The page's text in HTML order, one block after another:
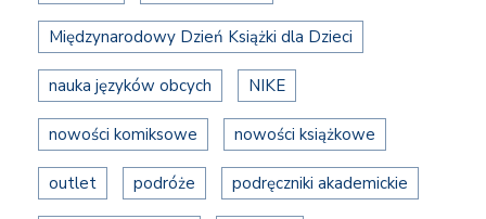
Międzynarodowy Dzień Książki dla Dzieci
nauka języków obcych NIKE
nowości komiksowe nowości książkowe
outlet podróże podręczniki akademickie